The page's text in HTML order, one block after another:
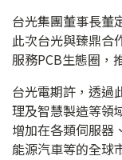
台光集團董事長董
此次台光與臻鼎合
服務PCB生態圈，
台光電期許，透過
理及智慧製造等領
增加在各類伺服器
能源汽車等的全球